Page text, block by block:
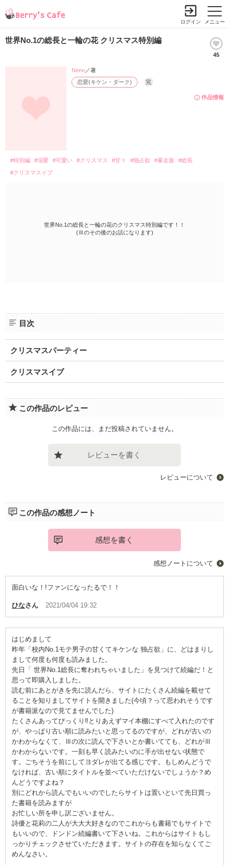
メニュー
ログイン
世界No.1の総長と一輪の花 クリスマス特別編
45
作品情報
恋愛(キケン・ダーク) 完
Neno／著
#特別編 #溺愛 #可愛い #クリスマス #甘々 #独占欲 #暴走族
#総長
#クリスマスイブ
世界No.1の総長と一輪の花のクリスマス特別編です！！
(Ⅲのその後のお話になります)
目次
クリスマスパーティー
クリスマスイブ
この作品のレビュー
この作品には、まだ投稿されていません。
レビューを書く
レビューについて
この作品の感想ノート
感想を書く
感想ノートについて
面白いな！!ファンになったるで！！
ひなさん 2021/04/04 19:32
はじめまして
昨年「校内No.1モテ男子の甘くてキケンな 独占欲」に、どはまりし
まして何度も何度も読みました。
先日「 世界No.1総長に奪われちゃいました」を見つけて続編だ！と
思って即購入しました。
読む前にあとがきを先に読んだら、サイトにたくさん続編を載せて
ることを知りましてサイトを開きました(今頃？って思われそうです
が書籍派なので見てませんでした)
たくさんあってびっくり‼️とりあえずマイ本棚にすべて入れたのです
が、やっぱり古い順に読みたいと思ってるのですが、どれが古いの
かわからなくて、Ⅲの次に読んで下さいとか書いてても、どれがⅢ
かわからないです。一刻も早く読みたいのに手が出せない状態で
す。ごちそうを前にしてヨダレが出てる感じです。もしめんどうで
なければ、古い順にタイトルを並べていただけないでしょうか？め
んどうですよね？
別にどれから読んでもいいのでしたらサイトは置いといて先日買っ
た書籍を読みますが
お忙しい所を申し訳ございません。
詩優と花莉の二人が大大大好きなのでこれからも書籍でもサイトで
もいいので、ドンドン続編書いて下さいね。これからはサイトもし
っかりチェックさせていただきます。サイトの存在を知らなくてご
めんなさい。